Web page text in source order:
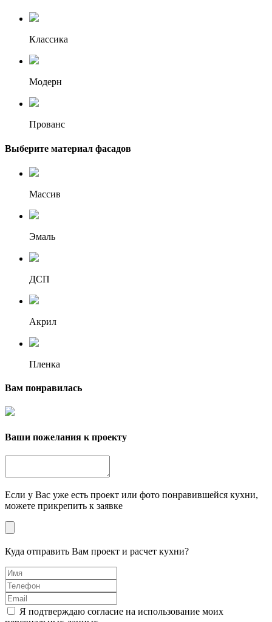
Классика
Модерн
Прованс
Выберите материал фасадов
Массив
Эмаль
ДСП
Акрил
Пленка
Вам понравилась
Ваши пожелания к проекту
Если у Вас уже есть проект или фото понравившейся кухни,
можете прикрепить к заявке
Куда отправить Вам проект и расчет кухни?
Я подтверждаю согласие на использование моих